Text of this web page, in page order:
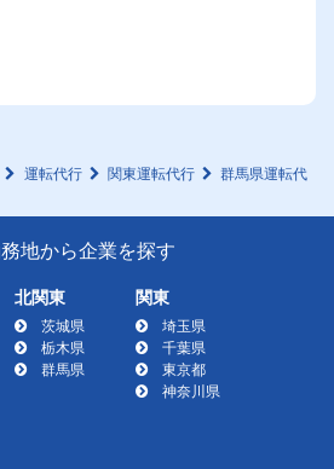
運転代行 関東運転代行
群馬県運転代
地から企業を探す
北関東
茨城県
栃木県
群馬県
関東
埼玉県
千葉県
東京都
神奈川県